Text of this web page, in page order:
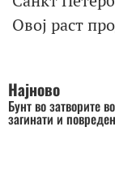
Овој раст
Најново
Бунт во затворите
загинати и